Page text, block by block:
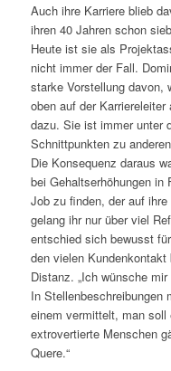
Auch ihre Karriere blieb
ihren 40 Jahren schon
Heute ist sie als
nicht immer der Fall.
starke Vorstellung davon,
oben auf der
dazu. Sie ist immer unter
Schnittpunkten zu
Die Konsequenz daraus
bei Gehaltserhöhungen
Job zu finden, der auf
gelang ihr nur über viel
entschied sich bewusst
den vielen
Distanz. „Ich wünsche
In
einem vermittelt, man
extrovertierte Menschen
Quere.“